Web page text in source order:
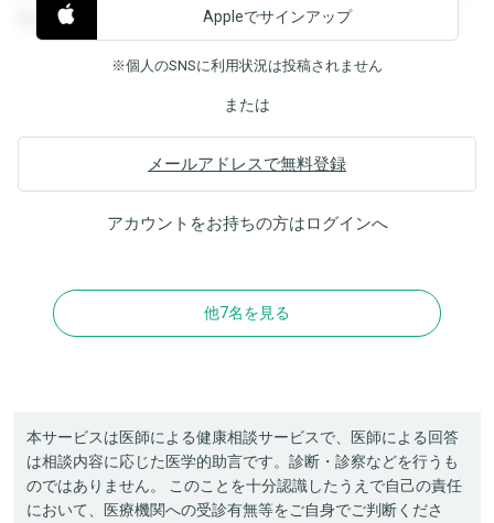
覧することができます。
Appleでサインアップ
※個人のSNSに利用状況は投稿されません
または
メールアドレスで無料登録
アカウントをお持ちの方はログインへ
他7名を見る
本サービスは医師による健康相談サービスで、医師による回答
は相談内容に応じた医学的助言です。診断・診察などを行うも
のではありません。 このことを十分認識したうえで自己の責任
において、医療機関への受診有無等をご自身でご判断くださ